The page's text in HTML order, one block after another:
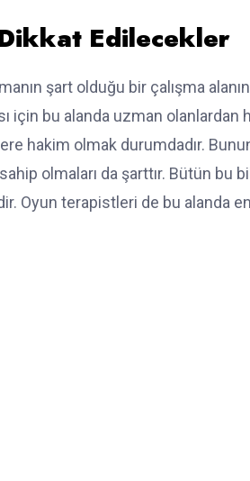
Edilecekler
şart olduğu bir çalışma
için bu alanda uzman olanlardan
hakim olmak durumdadır.
olmaları da şarttır. Bütün bu
Oyun terapistleri de bu alanda